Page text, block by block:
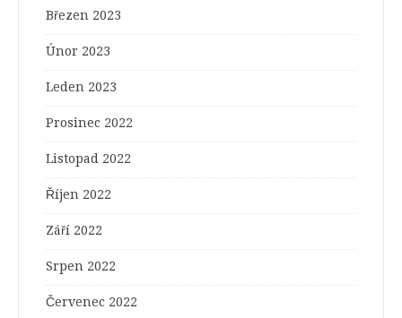
Březen 2023
Únor 2023
Leden 2023
Prosinec 2022
Listopad 2022
Říjen 2022
Září 2022
Srpen 2022
Červenec 2022